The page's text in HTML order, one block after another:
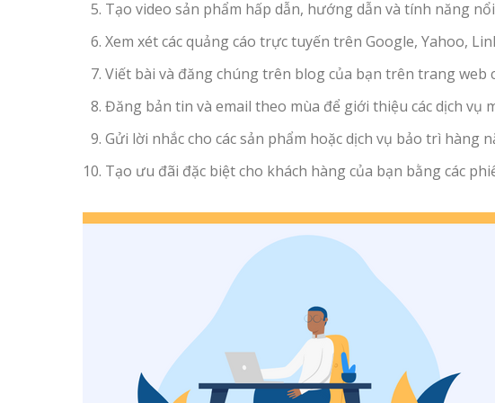
Tạo video sản phẩm hấp dẫn, hướng dẫn và tính năng
Xem xét các quảng cáo trực tuyến trên Google, Yahoo,
Viết bài và đăng chúng trên blog của bạn trên trang web
Đăng bản tin và email theo mùa để giới thiệu các dịch vụ
Gửi lời nhắc cho các sản phẩm hoặc dịch vụ bảo trì hàng
Tạo ưu đãi đặc biệt cho khách hàng của bạn bằng các